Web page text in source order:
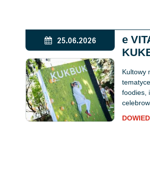
25.06.2026
e
Kultowy
foodies,